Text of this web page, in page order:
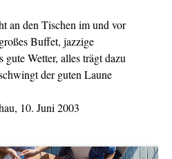
an den Tischen im und vor
Buffet, jazzige
Wetter, alles trägt dazu
der guten Laune
10. Juni 2003